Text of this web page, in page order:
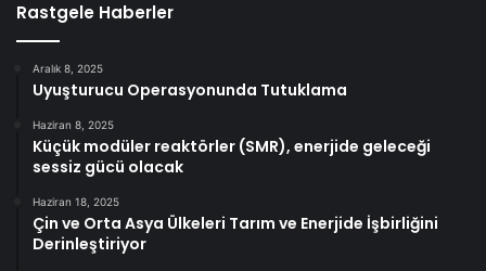
Rastgele Haberler
Aralık 8, 2025
Uyuşturucu Operasyonunda Tutuklama
Haziran 8, 2025
Küçük modüler reaktörler (SMR), enerjide geleceği
sessiz gücü olacak
Haziran 18, 2025
Çin ve Orta Asya Ülkeleri Tarım ve Enerjide İşbirliğini
Derinleştiriyor